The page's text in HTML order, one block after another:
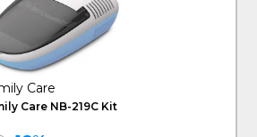
Care
Care NB-219C Kit